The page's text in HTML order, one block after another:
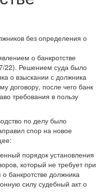
о банкротстве
Решением суда было
о взыскании с должника
договору, после чего банк
требования в пользу
по делу было
спор на новое
порядок установления
который не требует при
банкротстве должника
силу судебный акт о